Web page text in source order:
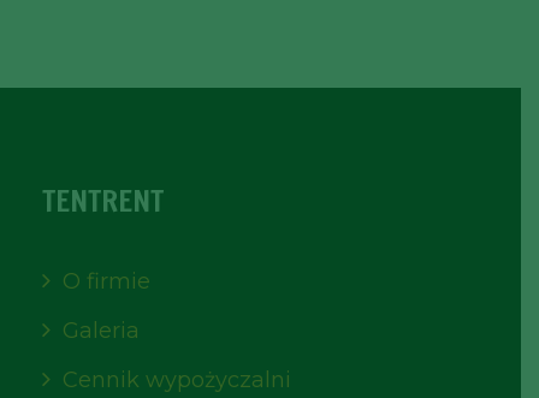
TENTRENT
O firmie
Galeria
Cennik wypożyczalni